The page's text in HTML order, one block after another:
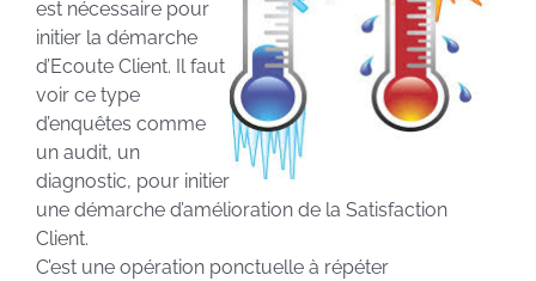
est nécessaire pour
initier la démarche
d’Ecoute Client. Il faut
voir ce type
d’enquêtes comme
un audit, un
diagnostic, pour initier
une démarche d’amélioration de la Satisfaction
Client.
C’est une opération ponctuelle à répéter